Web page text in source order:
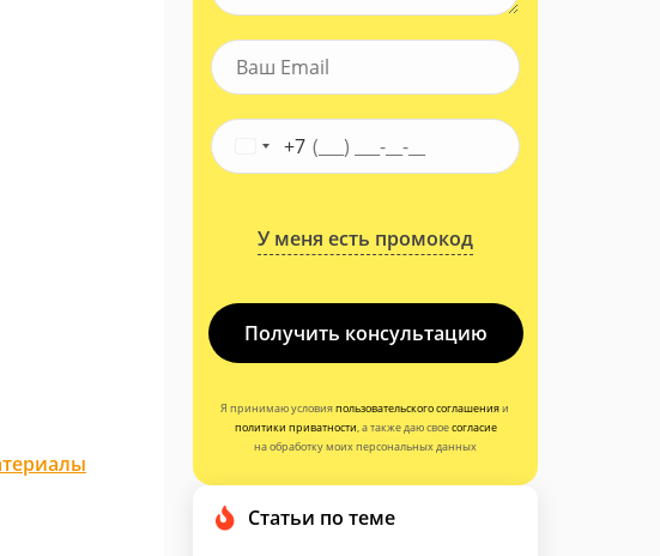
+7
У меня есть промокод
Получить консультацию
Я принимаю условияпользовательского соглашенияи
политики приватности, а также даю своесогласие
на обработку моих персональных данных
Статьи по теме